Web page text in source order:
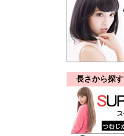
長さから探す